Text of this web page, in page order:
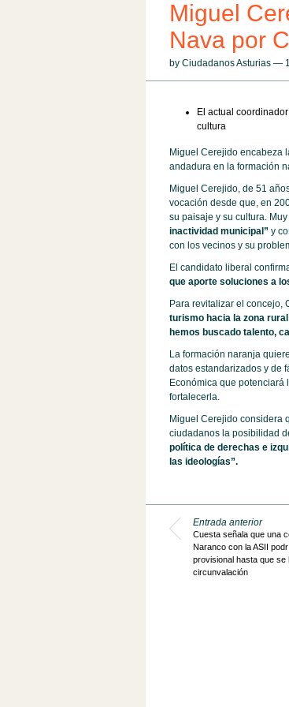
Miguel
Nava por
by Ciudadanos Asturias —
El actual
cultura
Miguel Cerejido encabeza
andadura en la formación
Miguel Cerejido, de 51
vocación desde que, en
su paisaje y su cultura.
inactividad municipal”y
con los vecinos y su
El candidato liberal
que aporte soluciones a
Para revitalizar el concejo,
turismo hacia la zona
hemos buscado talento,
La formación naranja
datos estandarizados y de
Económica que
fortalecerla.
Miguel Cerejido considera
ciudadanos la posibilidad
política de derechas e
las ideologías”.
Entrada anterior
Cuesta señala que una
Naranco con la ASII
provisional hasta que se
circunvalación